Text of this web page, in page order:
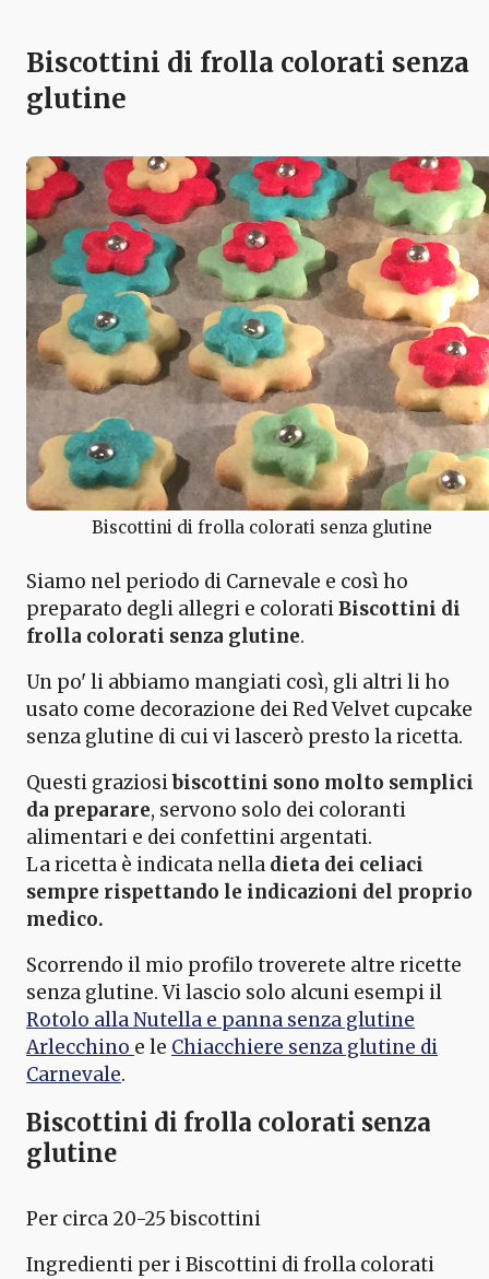
Biscottini di frolla colorati senza
glutine
Biscottini di frolla colorati senza glutine
Siamo nel periodo di Carnevale e così ho
preparato degli allegri e coloratiBiscottini di
frolla colorati senza glutine.
Un po' li abbiamo mangiati così, gli altri li ho
usato come decorazione dei Red Velvet cupcake
senza glutine di cui vi lascerò presto la ricetta.
Questi graziosibiscottini sono molto semplici
da preparare, servono solo dei coloranti
alimentari e dei confettini argentati.
La ricetta è indicata nella dieta dei celiaci
sempre rispettando le indicazioni del proprio
medico.
Scorrendo il mio profilo troverete altre ricette
senza glutine. Vi lascio solo alcuni esempi il
Rotolo alla Nutella e panna senza glutine
Arlecchino e le Chiacchiere senza glutine di
Carnevale.
Biscottini di frolla colorati senza
glutine
Per circa 20-25 biscottini
Ingredienti per i Biscottini di frolla colorati